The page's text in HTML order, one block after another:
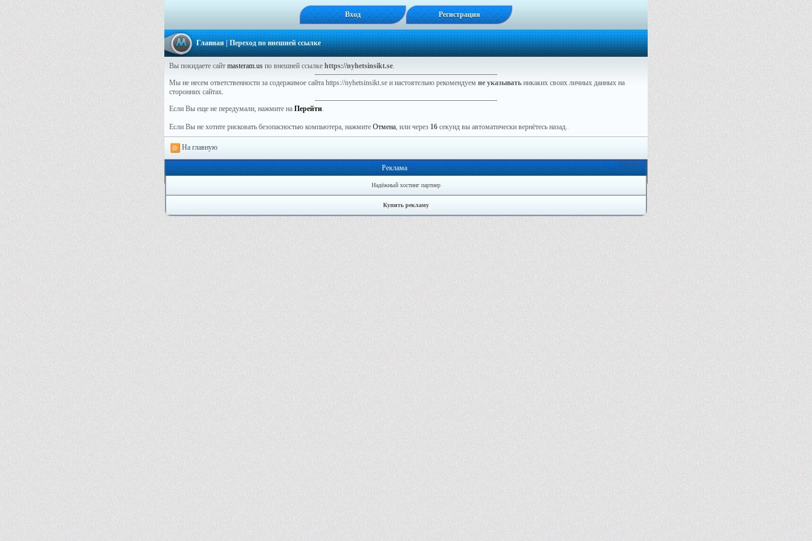
Вход Регистрация
Главная| Переход по внешней ссылке
Вы покидаете сайт masteram.us по внешней ссылке https://nyhetsinsikt.se.
Мы не несем ответственности за содержимое сайта https://nyhetsinsikt.se и настоятельно рекомендуем не указывать никаких своих личных данных на
сторонних сайтах.
Если Вы еще не передумали, нажмите на Перейти.
Если Вы не хотите рисковать безопасностью компьютера, нажмите Отмена, или через 16 секунд вы автоматически вернётесь назад.
На главную
Онлайн: 0
Реклама
Надёжный хостинг партнер
Купить рекламу